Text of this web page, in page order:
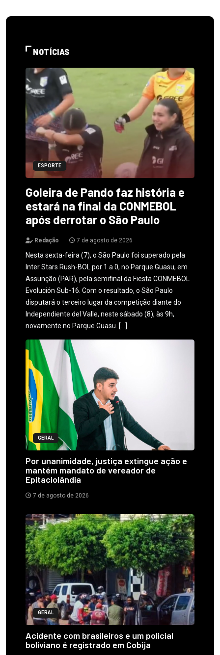
NOTÍCIAS
ESPORTE
Goleira de Pando faz história e
estará na final da CONMEBOL
após derrotar o São Paulo
Redação 7 de agosto de 2026
Nesta sexta-feira (7), o São Paulo foi superado pela
Inter Stars Rush-BOL por 1 a 0, no Parque Guasu, em
Assunção (PAR), pela semifinal da Fiesta CONMEBOL
Evolución Sub-16. Com o resultado, o São Paulo
disputará o terceiro lugar da competição diante do
Independiente del Valle, neste sábado (8), às 9h,
novamente no Parque Guasu. […]
GERAL
Por unanimidade, justiça extingue ação e
mantém mandato de vereador de
Epitaciolândia
7 de agosto de 2026
GERAL
Acidente com brasileiros e um policial
boliviano é registrado em Cobija